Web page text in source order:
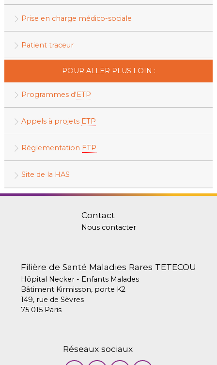
Prise en charge médico-sociale
Patient traceur
POUR ALLER PLUS LOIN :
Programmes d'ETP
Appels à projets ETP
Réglementation ETP
Site de la HAS
Contact
Nous contacter
Filière de Santé Maladies Rares TETECOU
Hôpital Necker - Enfants Malades
Bâtiment Kirmisson, porte K2
149, rue de Sèvres
75 015 Paris
Réseaux sociaux